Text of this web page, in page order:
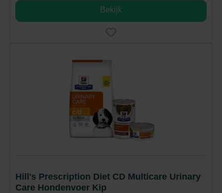
Bekijk
Hill's Prescription Diet CD Multicare Urinary
Care Hondenvoer Kip